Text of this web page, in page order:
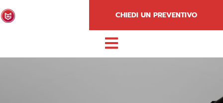
CHIEDI UN PREVENTIVO